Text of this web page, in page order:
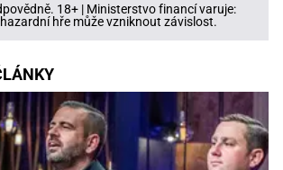
18+ | Ministerstvo financí varuje:
hře může vzniknout závislost.